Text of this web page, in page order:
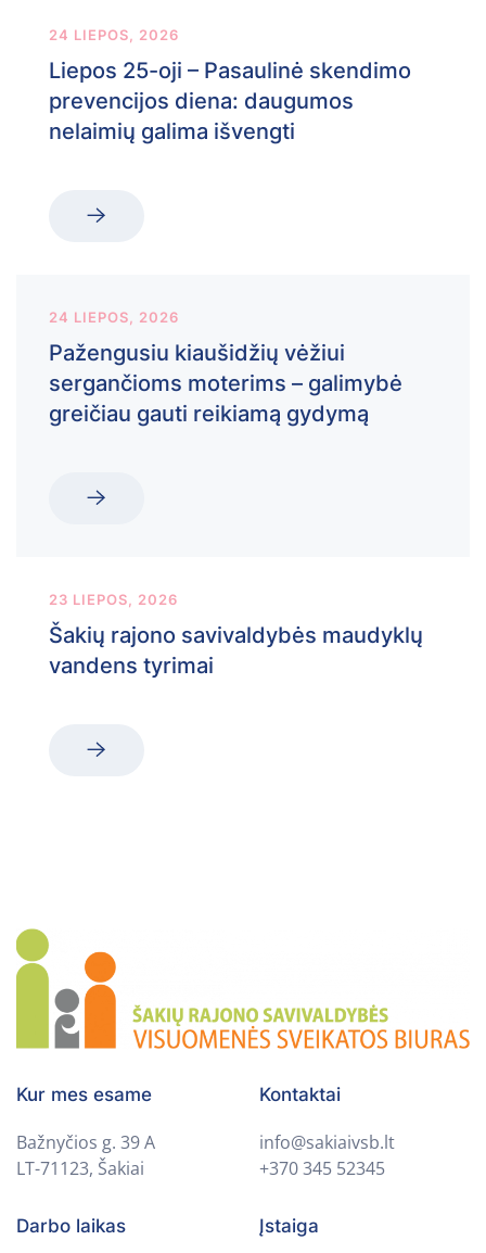
24 LIEPOS, 2026
Liepos 25-oji – Pasaulinė skendimo
prevencijos diena: daugumos
nelaimių galima išvengti
24 LIEPOS, 2026
Pažengusiu kiaušidžių vėžiui
sergančioms moterims – galimybė
greičiau gauti reikiamą gydymą
23 LIEPOS, 2026
Šakių rajono savivaldybės maudyklų
vandens tyrimai
Kur mes esame
Bažnyčios g. 39 A
LT-71123, Šakiai
Kontaktai
info@sakiaivsb.lt
+370 345 52345
Darbo laikas Įstaiga